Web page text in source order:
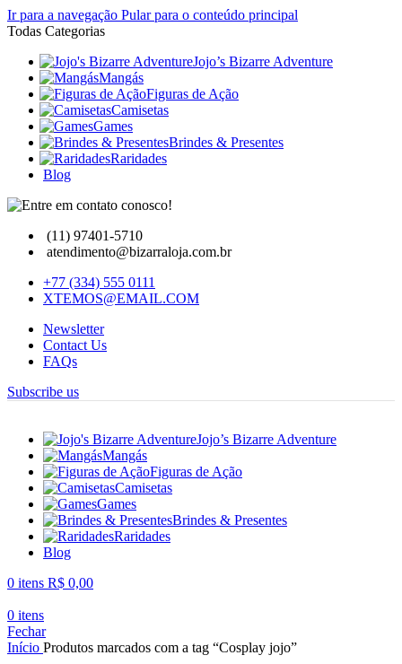
Ir para a navegação Pular para o conteúdo principal
Todas Categorias
Jojo’s Bizarre Adventure
Mangás
Figuras de Ação
Camisetas
Games
Brindes & Presentes
Raridades
Blog
(11) 97401-5710
atendimento@bizarraloja.com.br
+77 (334) 555 0111
XTEMOS@EMAIL.COM
Newsletter
Contact Us
FAQs
Subscribe us
Jojo’s Bizarre Adventure
Mangás
Figuras de Ação
Camisetas
Games
Brindes & Presentes
Raridades
Blog
0 itens R$ 0,00
0 itens
Fechar
Início Produtos marcados com a tag “Cosplay jojo”